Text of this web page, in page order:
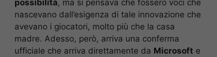
possibilità, ma si pensava che fossero voci che
nascevano dall’esigenza di tale innovazione che
avevano i giocatori, molto più che la casa
madre. Adesso, però, arriva una conferma
ufficiale che arriva direttamente da Microsoft e